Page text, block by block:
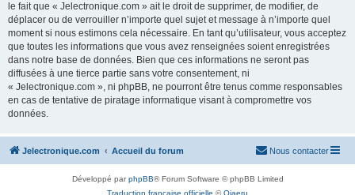
le fait que « Jelectronique.com » ait le droit de supprimer, de modifier, de
déplacer ou de verrouiller n’importe quel sujet et message à n’importe quel
moment si nous estimons cela nécessaire. En tant qu’utilisateur, vous acceptez
que toutes les informations que vous avez renseignées soient enregistrées
dans notre base de données. Bien que ces informations ne seront pas
diffusées à une tierce partie sans votre consentement, ni
« Jelectronique.com », ni phpBB, ne pourront être tenus comme responsables
en cas de tentative de piratage informatique visant à compromettre vos
données.
Jelectronique.com Accueil du forum Nous contacter
Développé parphpBB® Forum Software © phpBB Limited
Traduction française officielle ©Qiaeru